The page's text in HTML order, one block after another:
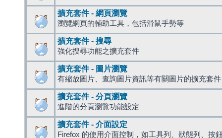
擴充套件 - 網頁瀏覽
瀏覽網頁的輔助工具，包括滑鼠手勢等
擴充套件 - 搜尋
強化搜尋功能之擴充套件
擴充套件 - 圖片瀏覽
有縮放圖片、查詢圖片資訊等有關圖片的擴充套件
擴充套件 - 分頁瀏覽
進階的分頁瀏覽功能設定
擴充套件 - 介面設定
Firefox 的使用介面控制，如工具列、狀態列、按